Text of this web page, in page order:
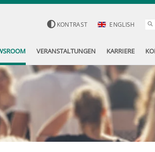
KONTRAST ENGLISH
VERANSTALTUNGEN KARRIERE